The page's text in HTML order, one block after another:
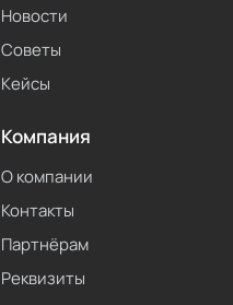
Новости
Советы
Кейсы
Компания
О компании
Контакты
Партнёрам
Реквизиты